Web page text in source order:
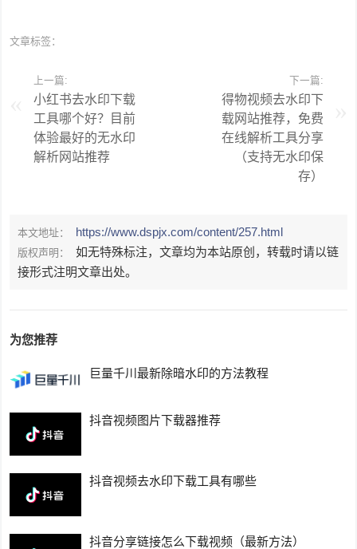
文章标签：
上一篇:
小红书去水印下载
工具哪个好？目前
体验最好的无水印
解析网站推荐
下一篇:
得物视频去水印下
载网站推荐，免费
在线解析工具分享
（支持无水印保
存）
本文地址： https://www.dspjx.com/content/257.html
版权声明：
如无特殊标注，文章均为本站原创，转载时请以链
接形式注明文章出处。
为您推荐
巨量千川最新除暗水印的方法教程
抖音视频图片下载器推荐
抖音视频去水印下载工具有哪些
抖音分享链接怎么下载视频（最新方法）